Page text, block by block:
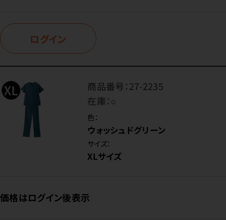
ログイン
商品番号：27-2235
在庫：○
色：
ウォッシュドグリーン
サイズ：
XLサイズ
価格はログイン後表示